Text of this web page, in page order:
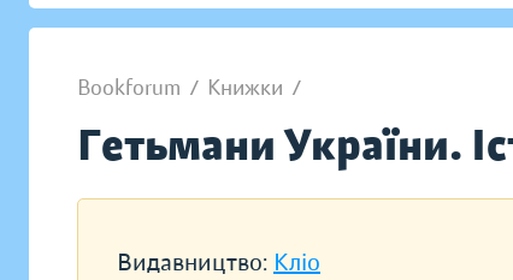
Bookforum / Книжки /
Гетьмани України.
Видавництво: Кліо